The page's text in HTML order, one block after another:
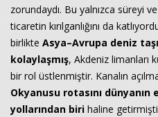
zorundaydı. Bu yalnızca süreyi
ticaretin kırılganlığını da
birlikte Asya–Avrupa deniz
kolaylaşmış, Akdeniz limanları
bir rol üstlenmiştir. Kanalın
Okyanusu rotasını
yollarından biri haline